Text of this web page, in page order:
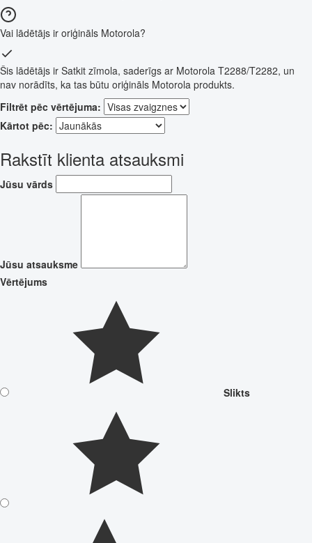
Vai lādētājs ir oriģināls Motorola?
Šis lādētājs ir Satkit zīmola, saderīgs ar Motorola T2288/T2282, un
nav norādīts, ka tas būtu oriģināls Motorola produkts.
Filtrēt pēc vērtējuma:
Kārtot pēc:
Rakstīt klienta atsauksmi
Jūsu vārds
Jūsu atsauksme
Vērtējums
Slikts